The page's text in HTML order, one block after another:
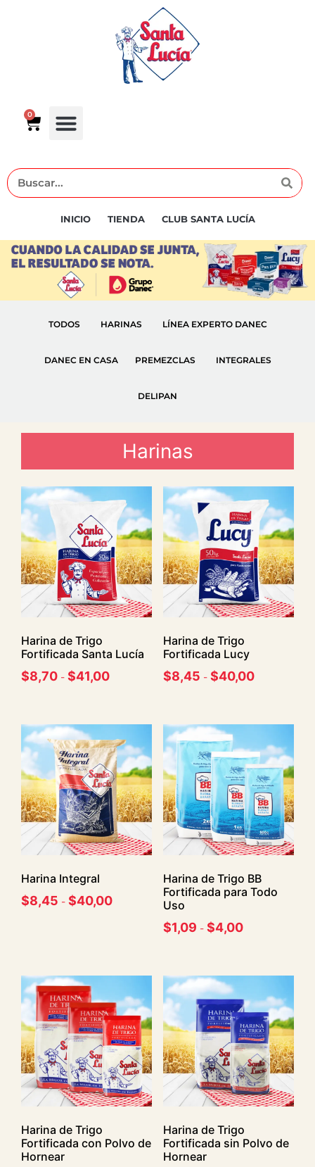
0
INICIO TIENDA CLUB SANTA LUCÍA
TODOS HARINAS LÍNEA EXPERTO DANEC
DANEC EN CASA PREMEZCLAS INTEGRALES
DELIPAN
Harinas
Harina de Trigo
Fortificada Santa Lucía
$8,70 - $41,00
Harina de Trigo
Fortificada Lucy
$8,45 - $40,00
Harina Integral
$8,45 - $40,00
Harina de Trigo BB
Fortificada para Todo
Uso
$1,09 - $4,00
Harina de Trigo
Fortificada con Polvo de
Hornear
Harina de Trigo
Fortificada sin Polvo de
Hornear